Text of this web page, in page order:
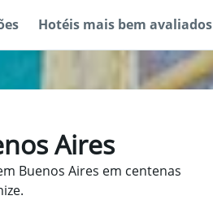
Hotéis mais bem avaliados
Aires
Buenos Aires em centenas